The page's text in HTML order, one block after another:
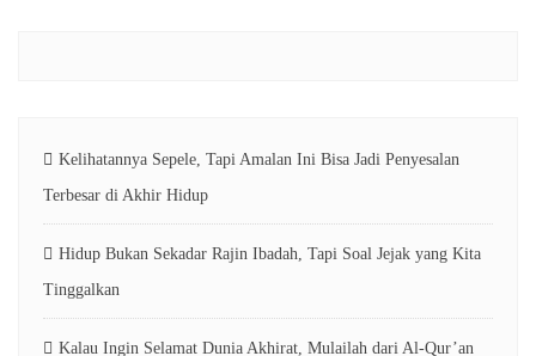
Kelihatannya Sepele, Tapi Amalan Ini Bisa Jadi Penyesalan
Terbesar di Akhir Hidup
Hidup Bukan Sekadar Rajin Ibadah, Tapi Soal Jejak yang Kita
Tinggalkan
Kalau Ingin Selamat Dunia Akhirat, Mulailah dari Al-Qur’an